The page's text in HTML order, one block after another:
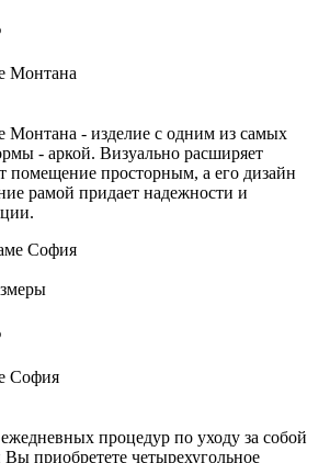
Монтана
- изделие с одним из самых
- аркой. Визуально расширяет
помещение просторным, а его дизайн
рамой придает надежности и
София
процедур по уходу за собой
Вы приобретете четырехугольное